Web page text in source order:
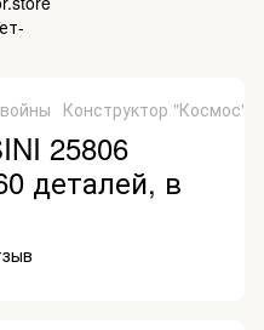
Конструктор "Космос"
25806
деталей, в